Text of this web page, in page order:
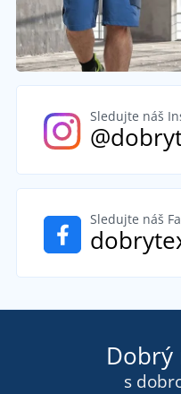
Sledujte náš
Sledujte náš
s